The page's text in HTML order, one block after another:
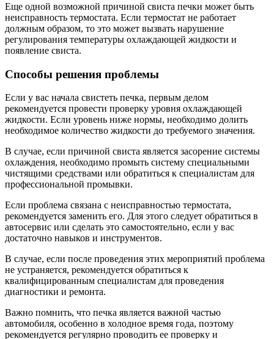
Еще одной возможной причиной свиста печки может быть
неисправность термостата. Если термостат не работает
должным образом, то это может вызвать нарушение
регулирования температуры охлаждающей жидкости и
появление свиста.
Способы решения проблемы
Если у вас начала свистеть печка, первым делом
рекомендуется провести проверку уровня охлаждающей
жидкости. Если уровень ниже нормы, необходимо долить
необходимое количество жидкости до требуемого значения.
В случае, если причиной свиста является засорение системы
охлаждения, необходимо промыть систему специальными
чистящими средствами или обратиться к специалистам для
профессиональной промывки.
Если проблема связана с неисправностью термостата,
рекомендуется заменить его. Для этого следует обратиться в
автосервис или сделать это самостоятельно, если у вас
достаточно навыков и инструментов.
В случае, если после проведения этих мероприятий проблема
не устраняется, рекомендуется обратиться к
квалифицированным специалистам для проведения
диагностики и ремонта.
Важно помнить, что печка является важной частью
автомобиля, особенно в холодное время года, поэтому
рекомендуется регулярно проводить ее проверку и